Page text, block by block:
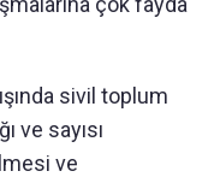
sivil toplum
ve sayısı
ve